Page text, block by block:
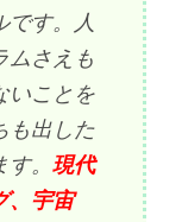
です。人
ムさえも
いことを
も出した
。 現代
、宇宙